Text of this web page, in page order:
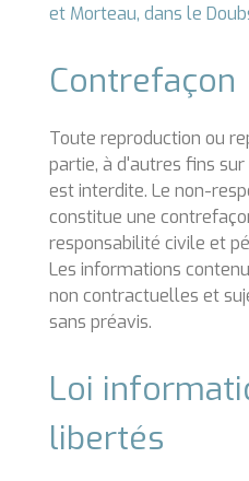
et Morteau, dans le
Contrefaçon
Toute reproduction ou
partie, à d'autres fins
est interdite. Le non-
constitue une
responsabilité civile et
Les informations
non contractuelles et
sans préavis.
Loi
libertés